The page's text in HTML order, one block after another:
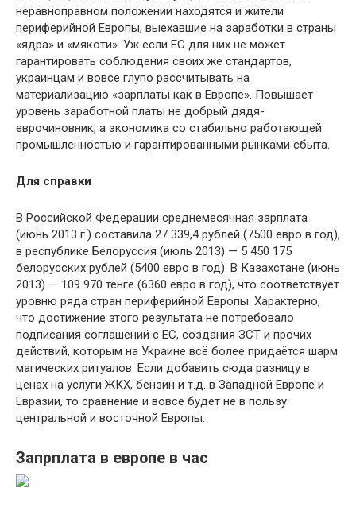
неравноправном положении находятся и жители
периферийной Европы, выехавшие на заработки в страны
«ядра» и «мякоти». Уж если ЕС для них не может
гарантировать соблюдения своих же стандартов,
украинцам и вовсе глупо рассчитывать на
материализацию «зарплаты как в Европе». Повышает
уровень заработной платы не добрый дядя-
еврочиновник, а экономика со стабильно работающей
промышленностью и гарантированными рынками сбыта.
Для справки
В Российской Федерации среднемесячная зарплата
(июнь 2013 г.) составила 27 339,4 рублей (7500 евро в год),
в республике Белоруссия (июль 2013) — 5 450 175
белорусских рублей (5400 евро в год). В Казахстане (июнь
2013) — 109 970 тенге (6360 евро в год), что соответствует
уровню ряда стран периферийной Европы. Характерно,
что достижение этого результата не потребовало
подписания соглашений с ЕС, создания ЗСТ и прочих
действий, которым на Украине всё более придаётся шарм
магических ритуалов. Если добавить сюда разницу в
ценах на услуги ЖКХ, бензин и т.д. в Западной Европе и
Евразии, то сравнение и вовсе будет не в пользу
центральной и восточной Европы.
Запрплата в европе в час